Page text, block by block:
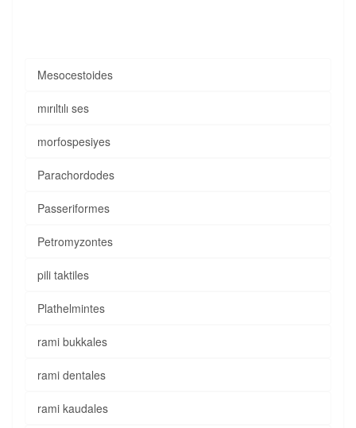
Mesocestoides
mırıltılı ses
morfospesiyes
Parachordodes
Passeriformes
Petromyzontes
pili taktiles
Plathelmintes
rami bukkales
rami dentales
rami kaudales